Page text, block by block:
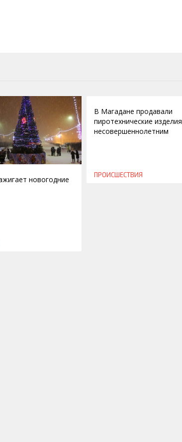
новогодние
В Магадане продавали
пиротехнические изделия
несовершеннолетним
ПРОИСШЕСТВИЯ